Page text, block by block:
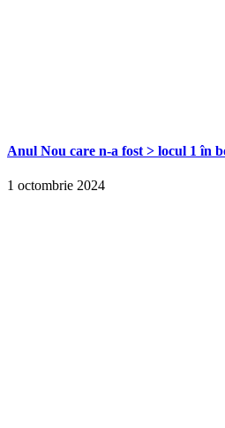
Anul Nou care n-a fost > locul 1 în
1 octombrie 2024